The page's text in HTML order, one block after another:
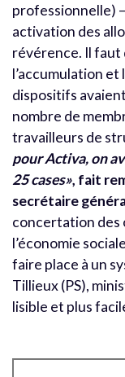
professionnelle)
activation des
révérence. Il faut
l’accumulation
dispositifs
nombre de
travailleurs de
pour Activa, on
25 cases», fait
secrétaire
concertation des
l’économie
faire place à un
Tillieux (PS),
lisible et plus